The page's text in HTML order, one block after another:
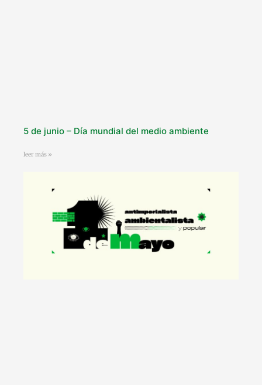
5 de junio – Día mundial del medio ambiente
leer más »